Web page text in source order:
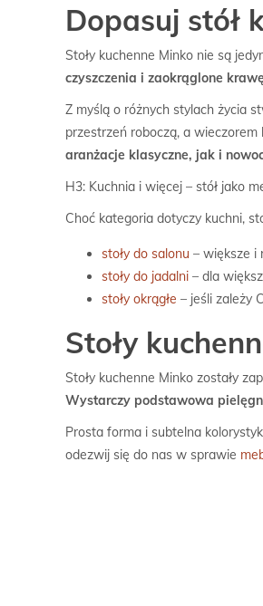
Dopasuj stół
Stoły kuchenne Minko nie są
czyszczenia i zaokrąglone
Z myślą o różnych stylach życia
przestrzeń roboczą, a
aranżacje klasyczne, jak i
H3: Kuchnia i więcej – stół jako
Choć kategoria dotyczy kuchni,
stoły do salonu – większe i
stoły do jadalni – dla
stoły okrągłe – jeśli zależy
Stoły
Stoły kuchenne Minko zostały
Wystarczy podstawowa
Prosta forma i subtelna
odezwij się do nas w sprawie